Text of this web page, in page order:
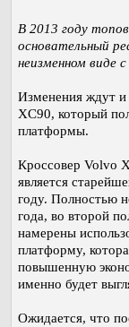
В 2013 году
основательный
неизменном виде
Изменения ждут и
XC90, который
платформы.
Кроссовер Volvo
является
году. Полностью
года, во второй
намерены
платформу,
повышенную
именно будет
Ожидается, что